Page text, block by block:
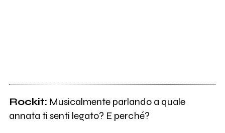
Rockit: Musicalmente parlando a quale
annata ti senti legato? E perché?